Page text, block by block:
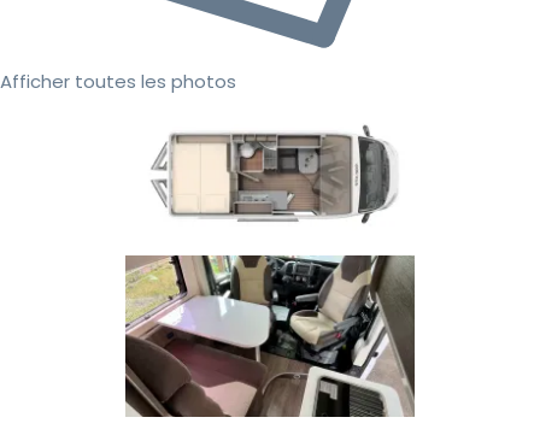
Afficher toutes les photos